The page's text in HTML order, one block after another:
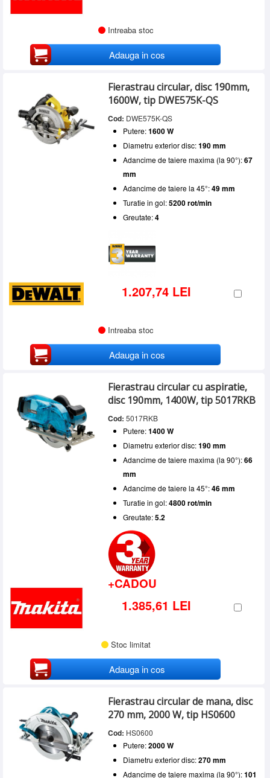
Intreaba stoc
Adauga in cos
Fierastrau circular, disc 190mm,
1600W, tip DWE575K-QS
Cod: DWE575K-QS
Putere:1600 W
Diametru exterior disc:190 mm
Adancime de taiere maxima (la 90°):67
mm
Adancime de taiere la 45°:49 mm
Turatie in gol:5200 rot/min
Greutate:4
1.207,74 LEI
Intreaba stoc
Adauga in cos
Fierastrau circular cu aspiratie,
disc 190mm, 1400W, tip 5017RKB
Cod: 5017RKB
Putere:1400 W
Diametru exterior disc:190 mm
Adancime de taiere maxima (la 90°):66
mm
Adancime de taiere la 45°:46 mm
Turatie in gol:4800 rot/min
Greutate:5.2
+CADOU
1.385,61 LEI
Stoc limitat
Adauga in cos
Fierastrau circular de mana, disc
270 mm, 2000 W, tip HS0600
Cod: HS0600
Putere:2000 W
Diametru exterior disc:270 mm
Adancime de taiere maxima (la 90°):101